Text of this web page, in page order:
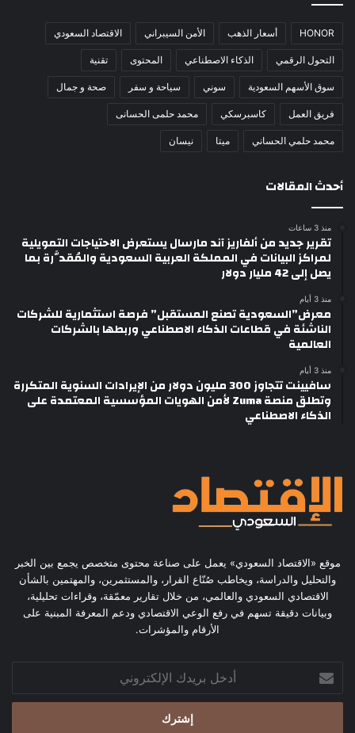
HONOR أسعار الذهب الأمن السيبراني الاقتصاد السعودي
التحول الرقمي الذكاء الاصطناعي المحتوى تقنية
سوق الأسهم السعودية سوني سياحة و سفر صحة و جمال
فريق العمل كاسبرسكي محمد حلمى الحسانى
محمد حلمي الحساني ميتا نيسان
أحدث المقالات
منذ 3 ساعات
تقرير جديد من ألفاريز آند مارسال يستعرض الاحتياجات التمويلية
لمراكز البيانات في المملكة العربية السعودية والمُقدَّرة بما
يصل إلى 42 مليار دولار
منذ 3 أيام
معرض”السعودية تصنع المستقبل” فرصة استثمارية للشركات
الناشئة في قطاعات الذكاء الاصطناعي وربطها بالشركات
العالمية
منذ 3 أيام
سافيينت تتجاوز 300 مليون دولار من الإيرادات السنوية المتكررة
وتطلق منصة Zuma لأمن الهويات المؤسسية المعتمدة على
الذكاء الاصطناعي
موقع «الاقتصاد السعودي» يعمل على صناعة محتوى متخصص يجمع بين الخبر
والتحليل والدراسة، ويخاطب صُنّاع القرار، والمستثمرين، والمهتمين بالشأن
الاقتصادي السعودي والعالمي، من خلال تقارير معمّقة، وقراءات تحليلية،
وبيانات دقيقة تسهم في رفع الوعي الاقتصادي ودعم المعرفة المبنية على
الأرقام والمؤشرات.
بريدك
الإلكتروني